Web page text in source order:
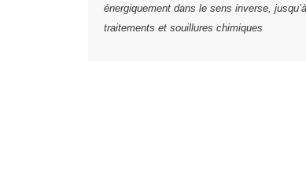
énergiquement dans le sens inverse,
traitements et souillures chimiques